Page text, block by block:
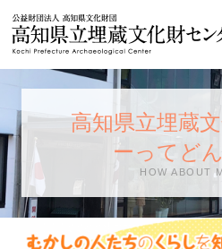
高知県立埋蔵
ーってど
HOW ABOUT